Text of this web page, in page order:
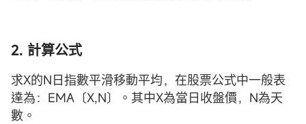
2. 計算公式
求X的N日指數平滑移動平均，在股票公式中一般表
達為：EMA〔X,N〕。其中X為當日收盤價，N為天
數。